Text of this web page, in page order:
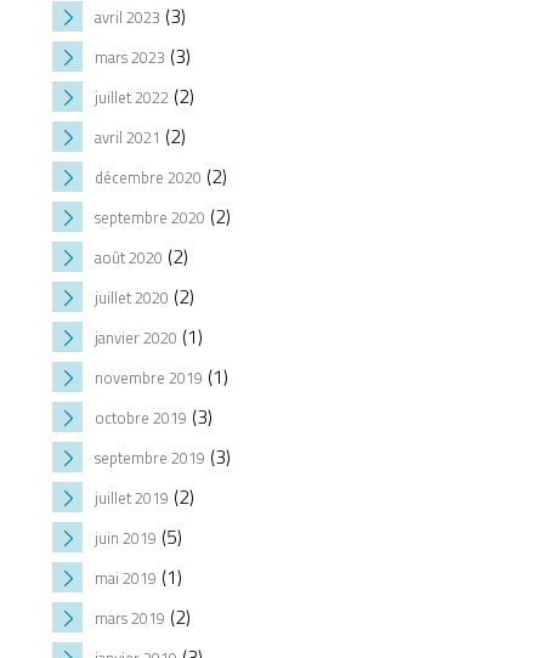
avril 2023 (3)
mars 2023 (3)
juillet 2022 (2)
avril 2021 (2)
décembre 2020 (2)
septembre 2020 (2)
août 2020 (2)
juillet 2020 (2)
janvier 2020 (1)
novembre 2019 (1)
octobre 2019 (3)
septembre 2019 (3)
juillet 2019 (2)
juin 2019 (5)
mai 2019 (1)
mars 2019 (2)